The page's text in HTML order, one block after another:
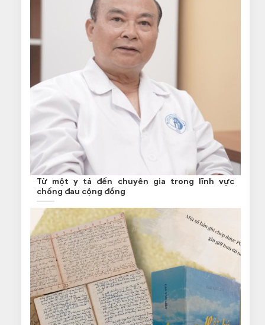
Từ một y tá đến chuyên gia trong lĩnh vực
chống đau cộng đồng